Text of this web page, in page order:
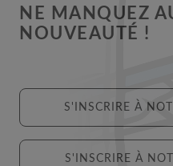
NE MANQUEZ
NOUVEAUTÉ !
S'INSCRIRE À
S'INSCRIRE À